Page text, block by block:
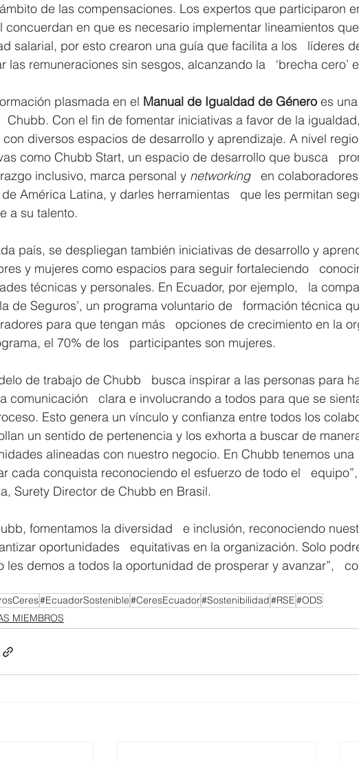
de las compensaciones. Los expertos que participaron
concuerdan en que es necesario implementar lineamientos
salarial, por esto crearon una guía que facilita a los   líderes
las remuneraciones sin sesgos, alcanzando la   ‘brecha cero’
plasmada en el Manual de Igualdad de Género es
Chubb. Con el fin de fomentar iniciativas a favor de la
diversos espacios de desarrollo y aprendizaje. A nivel
como Chubb Start, un espacio de desarrollo que busca
inclusivo, marca personal y networking
en
América Latina, y darles herramientas   que les permitan
a su talento.
país, se despliegan también iniciativas de desarrollo y
y mujeres como espacios para seguir fortaleciendo
técnicas y personales. En Ecuador, por ejemplo,   la
de Seguros’, un programa voluntario de   formación técnica
para que tengan más   opciones de crecimiento en la
el 70% de los   participantes son mujeres.
de trabajo de Chubb   busca inspirar a las personas para
comunicación   clara e involucrando a todos para que se
Esto genera un vínculo y confianza entre todos los
un sentido de pertenencia y los exhorta a buscar de
alineadas con nuestro negocio. En Chubb tenemos una
cada conquista reconociendo el esfuerzo de todo el
Surety Director de Chubb en Brasil.
fomentamos la diversidad   e inclusión, reconociendo
oportunidades   equitativas en la organización. Solo
les demos a todos la oportunidad de prosperar y avanzar”,
#EcuadorSostenible#CeresEcuador#Sostenibilidad#RSE#ODS
MIEMBROS